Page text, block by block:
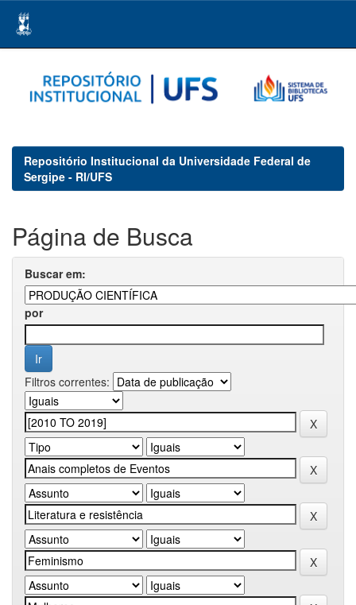
navigation
Repositório Institucional da Universidade Federal de
Sergipe - RI/UFS
Página de Busca
Buscar em:
por
Filtros correntes: